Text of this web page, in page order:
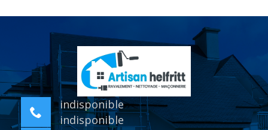
indisponible
indisponible